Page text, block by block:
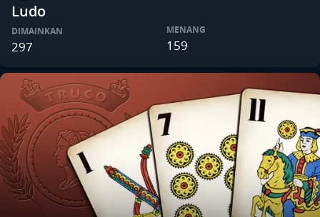
Ludo
DIMAINKAN
297
MENANG
159